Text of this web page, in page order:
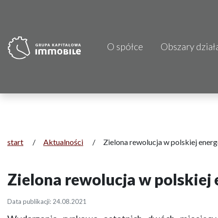
O spółce Obszary
CDI KB Sp. z
Projprzem
Fundacja
start / Aktualności / Zielona rewolucja w polskiej
Zielona rewolucja w polskiej
Data publikacji: 24.08.2021